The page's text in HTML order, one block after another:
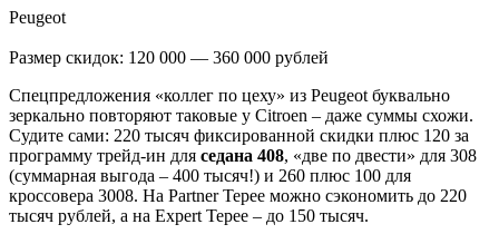
Peugeot
Размер скидок: 120 000 — 360 000 рублей
Спецпредложения «коллег по цеху» из Peugeot буквально
зеркально повторяют таковые у Citroen – даже суммы схожи.
Судите сами: 220 тысяч фиксированной скидки плюс 120 за
программу трейд-ин для седана 408, «две по двести» для 308
(суммарная выгода – 400 тысяч!) и 260 плюс 100 для
кроссовера 3008. На Partner Tepee можно сэкономить до 220
тысяч рублей, а на Expert Tepee – до 150 тысяч.